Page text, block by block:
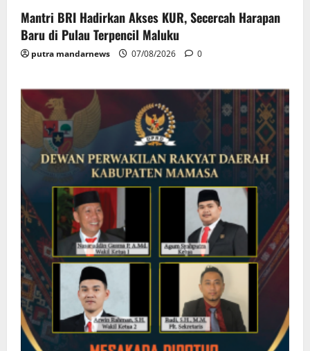
Mantri BRI Hadirkan Akses KUR, Secercah Harapan
Baru di Pulau Terpencil Maluku
putra mandarnews 07/08/2026 0